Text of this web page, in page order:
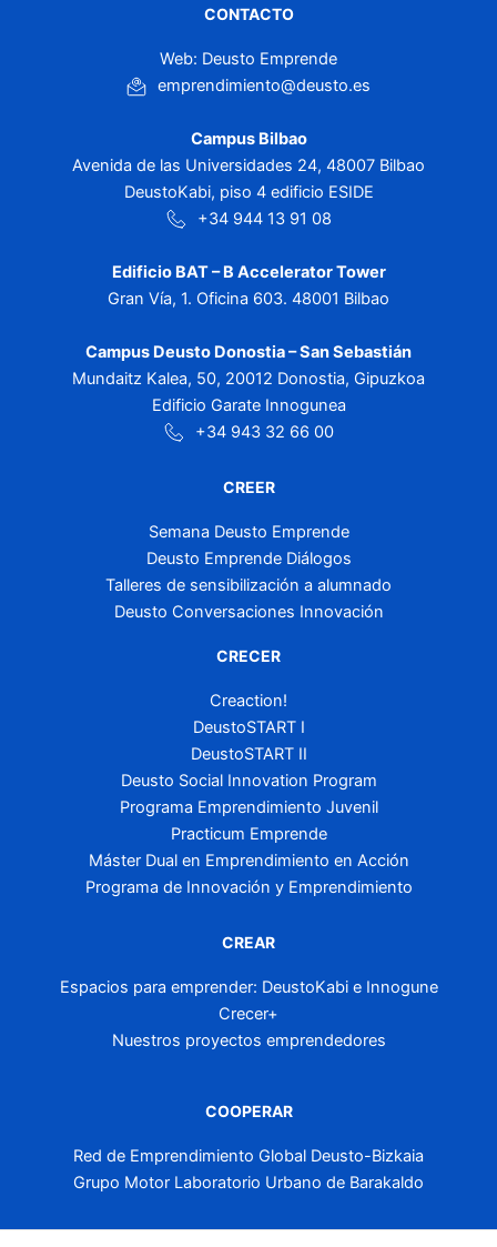
CONTACTO
Web: Deusto Emprende
emprendimiento@deusto.es
Campus Bilbao
Avenida de las Universidades 24, 48007 Bilbao
DeustoKabi, piso 4 edificio ESIDE
+34 944 13 91 08
Edificio BAT – B Accelerator Tower
Gran Vía, 1. Oficina 603. 48001 Bilbao
Campus Deusto Donostia – San Sebastián
Mundaitz Kalea, 50, 20012 Donostia, Gipuzkoa
Edificio Garate Innogunea
+34 943 32 66 00
CREER
Semana Deusto Emprende
Deusto Emprende Diálogos
Talleres de sensibilización a alumnado
Deusto Conversaciones Innovación
CRECER
Creaction!
DeustoSTART I
DeustoSTART II
Deusto Social Innovation Program
Programa Emprendimiento Juvenil
Practicum Emprende
Máster Dual en Emprendimiento en Acción
Programa de Innovación y Emprendimiento
CREAR
Espacios para emprender: DeustoKabi e Innogune
Crecer+
Nuestros proyectos emprendedores
COOPERAR
Red de Emprendimiento Global Deusto-Bizkaia
Grupo Motor Laboratorio Urbano de Barakaldo